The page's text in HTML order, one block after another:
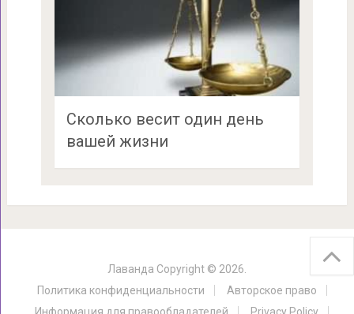
Сколько весит один день
вашей жизни
Лаванда Copyright © 2026.
Политика конфиденциальности
Авторское право
Информация для правообладателей
Privacy Policy